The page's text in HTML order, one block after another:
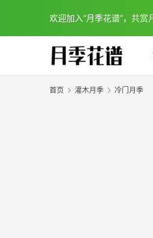
欢迎加入“月季花谱”，共赏
首页 灌木月季 冷门月季